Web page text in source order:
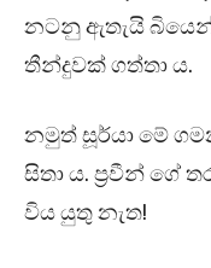
නටනු ඇතැයි
තීන්දුවක් ගත්තා ය.
නමුත් සූර්යා මේ
සිතා ය. ප්‍රවීන් ගේ
විය යුතු නැත!